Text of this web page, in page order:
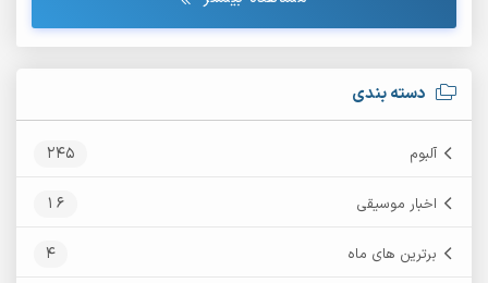
دسته بندی
آلبوم 245
اخبار موسیقی 16
برترین های ماه 4